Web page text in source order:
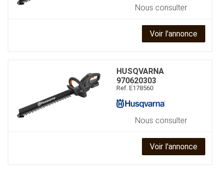
Nous consulter
Voir l'annonce
HUSQVARNA
970620303
Ref. E178560
Nous consulter
Voir l'annonce